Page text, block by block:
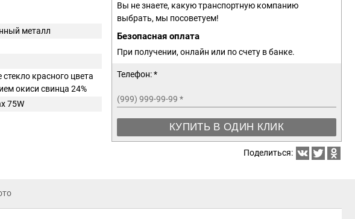
металл
красного цвета
окиси свинца 24%
75W
Вы не знаете, какую транспортную компанию
выбрать, мы посоветуем!
Безопасная оплата
При получении, онлайн или по счету в банке.
Телефон: *
(999) 999-99-99 *
КУПИТЬ В ОДИН КЛИК
Поделиться: